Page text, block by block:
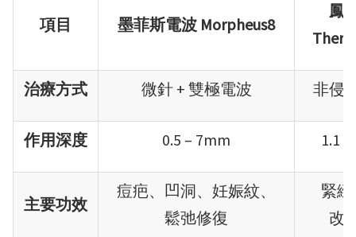
項目 墨菲斯電波 Morpheus8
鳳
治療方式 微針 + 雙極電波 非侵
作用深度 0.5 – 7mm 1.1
主要功效
痘疤、凹洞、妊娠紋、
鬆弛修復
緊
改